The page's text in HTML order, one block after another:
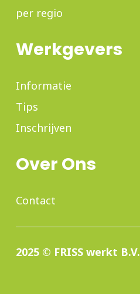
per regio
Werkgevers
Informatie
Tips
Inschrijven
Over Ons
Contact
2025 © FRISS werkt B.V.